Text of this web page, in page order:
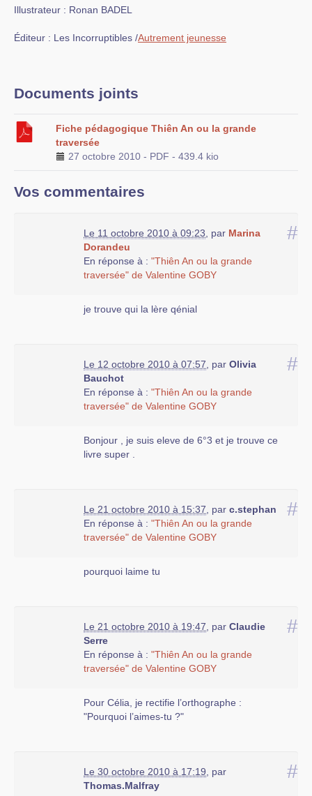
Illustrateur : Ronan BADEL
Éditeur : Les Incorruptibles /Autrement jeunesse
Documents joints
Fiche pédagogique Thiên An ou la grande
traversée
27 octobre 2010 - PDF - 439.4 kio
Vos commentaires
#
Le 11 octobre 2010 à 09:23 par Marina
Dorandeu
En réponse à : "Thiên An ou la grande
traversée" de Valentine GOBY
je trouve qui la lère qénial
#
Le 12 octobre 2010 à 07:57 par Olivia
Bauchot
En réponse à : "Thiên An ou la grande
traversée" de Valentine GOBY
Bonjour , je suis eleve de 6°3 et je trouve ce
livre super .
#
Le 21 octobre 2010 à 15:37 par c.stephan
En réponse à : "Thiên An ou la grande
traversée" de Valentine GOBY
pourquoi laime tu
#
Le 21 octobre 2010 à 19:47 par Claudie
Serre
En réponse à : "Thiên An ou la grande
traversée" de Valentine GOBY
Pour Célia, je rectifie l’orthographe :
"Pourquoi l’aimes-tu ?"
#
Le 30 octobre 2010 à 17:19
par
Thomas.Malfray